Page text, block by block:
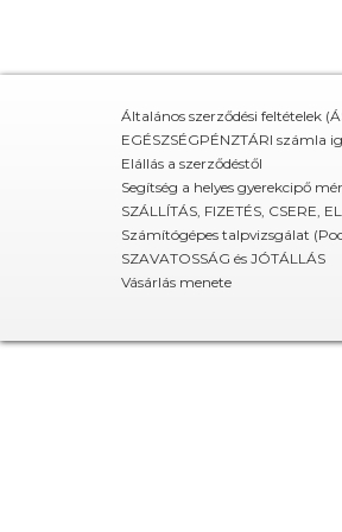
Általános szerződési feltételek
EGÉSZSÉGPÉNZTÁRI számla
Elállás a szerződéstől
Segítség a helyes gyerekcipő
SZÁLLÍTÁS, FIZETÉS, CSERE,
Számítógépes talpvizsgálat
SZAVATOSSÁG és JÓTÁLLÁS
Vásárlás menete